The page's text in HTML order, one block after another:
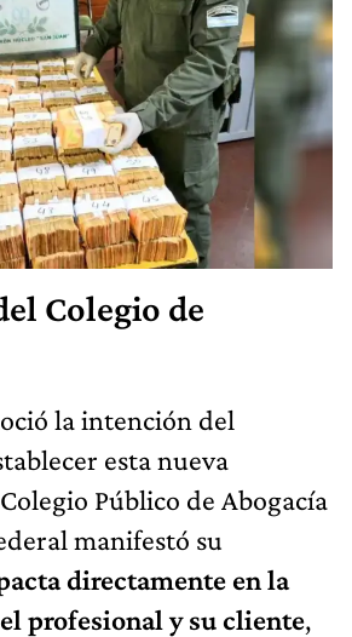
Colegio de
la intención del
esta nueva
Público de Abogacía
manifestó su
directamente en la
profesional y su cliente,